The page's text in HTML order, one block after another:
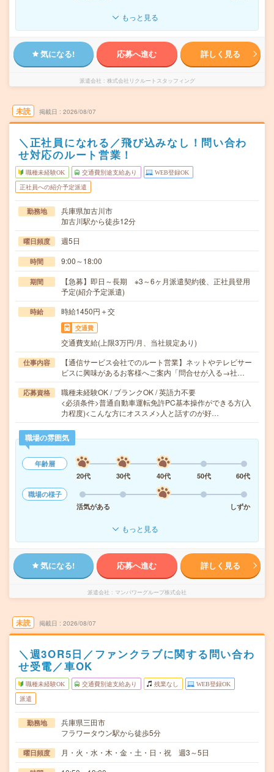
もっと見る
気になる! 応募へ進む 詳しく見る
派遣会社 株式会社リクルートスタッフィング
未読 掲載日 2026/08/07
＼正社員になれる／飛び込みなし！問い合わ
せ対応のルート営業！
職種未経験OK 交通費別途支給あり WEB登録OK
正社員への紹介予定派遣
勤務地
兵庫県加古川市
加古川駅から徒歩12分
曜日頻度 週5日
時間 9:00～18:00
期間
【急募】即日～長期 ※3～6ヶ月派遣契約後、正社員登用
予定(紹介予定派遣)
時給 時給1450円＋交
交通費
交通費支給(上限3万円/月、当社規定あり)
仕事内容
【通信サービス会社でのルート営業】ネットやテレビサー
ビスに興味があるお客様へご案内「問合せが入る→社…
応募資格
職種未経験OK / ブランクOK / 英語力不要
<必須条件>普通自動車運転免許PC基本操作ができる方(入
力程度)<こんな方にオススメ>人と話すのが好…
職場の雰囲気
年齢層
20代
30代 40代 50代
60代
職場の様子
活気がある
しずか
もっと見る
気になる! 応募へ進む 詳しく見る
派遣会社 マンパワーグループ株式会社
未読 掲載日 2026/08/07
＼週3OR5日／ファンクラブに関する問い合わ
せ受電／車OK
職種未経験OK 交通費別途支給あり 残業なし WEB登録OK
派遣
勤務地
兵庫県三田市
フラワータウン駅から徒歩5分
曜日頻度 月・火・水・木・金・土・日・祝 週3～5日